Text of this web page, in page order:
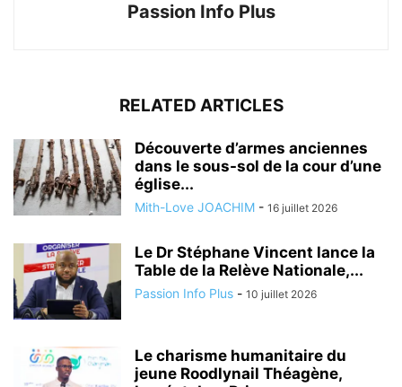
Passion Info Plus
RELATED ARTICLES
Découverte d’armes anciennes
dans le sous-sol de la cour d’une
église...
Mith-Love JOACHIM - 16 juillet 2026
Le Dr Stéphane Vincent lance la
Table de la Relève Nationale,...
Passion Info Plus - 10 juillet 2026
Le charisme humanitaire du
jeune Roodlynail Théagène,